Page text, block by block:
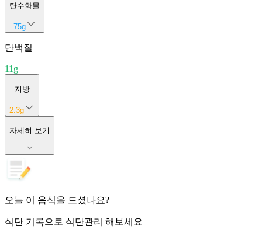
탄수화물
75g
단백질
11 g
지방
2.3g
자세히 보기
오늘 이 음식을 드셨나요?
식단 기록으로 식단관리 해보세요